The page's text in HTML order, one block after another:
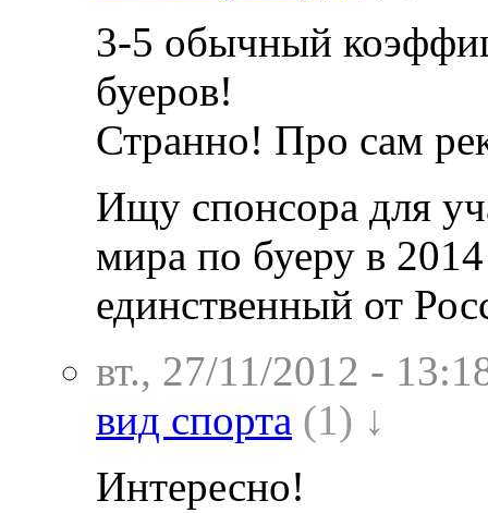
3-5 обычный
буеров!
Странно! Про сам
Ищу спонсора для
мира по буеру в
единственный от
вт., 27/11/2012 -
вид спорта (1) ↓
Интересно!